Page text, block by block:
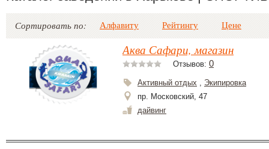
Сортировать по: Алфавиту Рейтингу Цене
Аква Сафари, магазин
Отзывов: 0
Активный отдых , Экипировка
пр. Московский, 47
дайвинг